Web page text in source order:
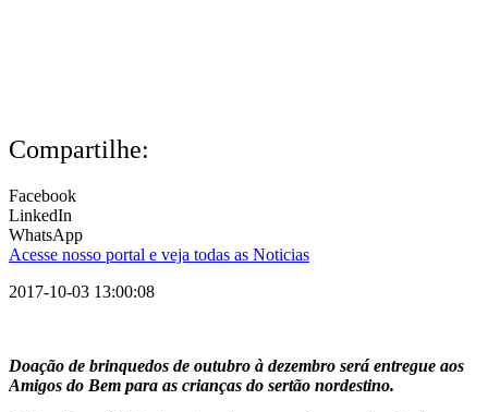
Compartilhe:
Facebook
LinkedIn
WhatsApp
Acesse nosso portal e veja todas as Noticias
2017-10-03 13:00:08
Doação de brinquedos de outubro à dezembro será entregue aos
Amigos do Bem para as crianças do sertão nordestino.